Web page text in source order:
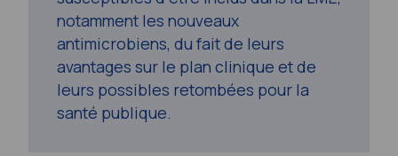
notamment les nouveaux
antimicrobiens, du fait de leurs
avantages sur le plan clinique et de
leurs possibles retombées pour la
santé publique.